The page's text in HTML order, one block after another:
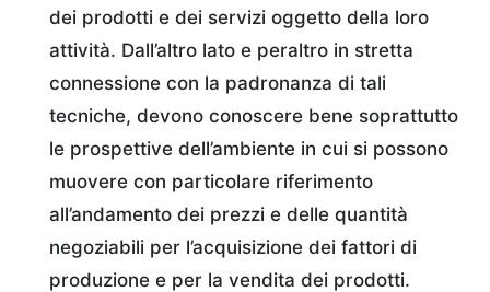
dei prodotti e dei servizi oggetto della loro
attività. Dall’altro lato e peraltro in stretta
connessione con la padronanza di tali
tecniche, devono conoscere bene soprattutto
le prospettive dell’ambiente in cui si possono
muovere con particolare riferimento
all’andamento dei prezzi e delle quantità
negoziabili per l’acquisizione dei fattori di
produzione e per la vendita dei prodotti.